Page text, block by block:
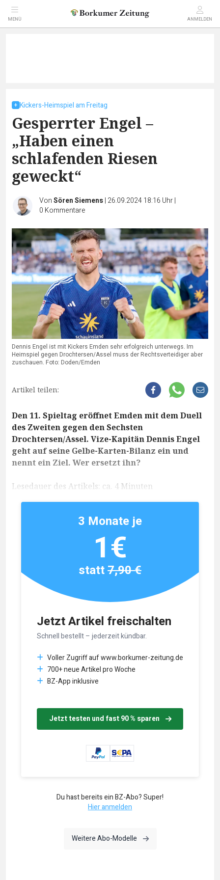
MENÜ ANMELDEN
Kickers-Heimspiel am Freitag
Gesperrter Engel –
„Haben einen
schlafenden Riesen
geweckt“
VonSören Siemens| 26.09.2024 18:16 Uhr|
0 Kommentare
Dennis Engel ist mit Kickers Emden sehr erfolgreich unterwegs. Im
Heimspiel gegen Drochtersen/Assel muss der Rechtsverteidiger aber
zuschauen. Foto: Doden/Emden
Artikel teilen:
Den 11. Spieltag eröffnet Emden mit dem Duell
des Zweiten gegen den Sechsten
Drochtersen/Assel. Vize-Kapitän Dennis Engel
geht auf seine Gelbe-Karten-Bilanz ein und
nennt ein Ziel. Wer ersetzt ihn?
Lesedauer des Artikels: ca. 4 Minuten
Jetzt Artikel freischalten
Schnell bestellt – jederzeit kündbar.
Voller Zugriff auf www.borkumer-zeitung.de
700+ neue Artikel pro Woche
BZ-App inklusive
Jetzt testen und fast 90 % sparen
3 Monate je
1€
statt7,90 €
Du hast bereits ein BZ-Abo? Super!
Hier anmelden
Weitere Abo-Modelle